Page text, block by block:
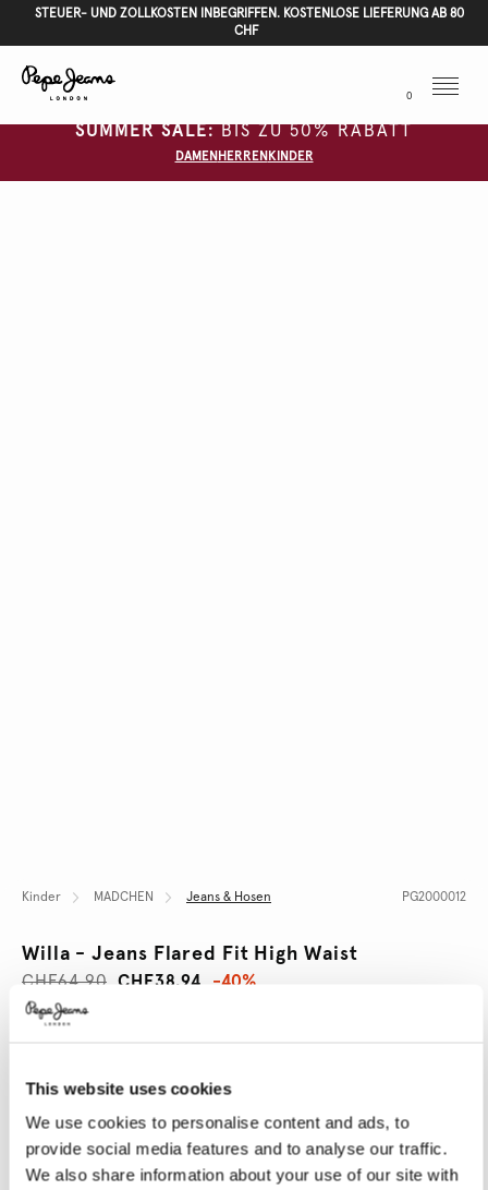
This website uses cookies
We use cookies to personalise content and ads, to
provide social media features and to analyse our traffic.
We also share information about your use of our site with
STEUER- UND ZOLLKOSTEN INBEGRIFFEN. KOSTENLOSE LIEFERUNG AB 80
CHF
0
Menu
SUMMER SALE:BIS ZU 50% RABATT
DAMEN HERREN KINDER
Kinder MADCHEN Jeans & Hosen PG2000012
Willa - Jeans Flared Fit High Waist
CHF38.94
CHF64.90 -40%
Promotions
Variations
FARBEN: Medium Stone Wash
GRÖßE AUSWÄHLEN:
8 10 12 14 16